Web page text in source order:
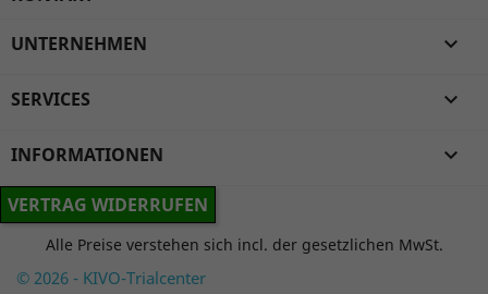
UNTERNEHMEN 
SERVICES 
INFORMATIONEN 
VERTRAG WIDERRUFEN
Alle Preise verstehen sich incl. der gesetzlichen MwSt.
© 2026 - KIVO-Trialcenter